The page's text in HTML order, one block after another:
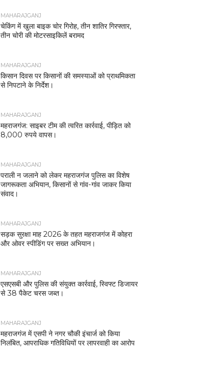
MAHARAJGANJ
चेकिंग में खुला बाइक चोर गिरोह, तीन शातिर गिरफ्तार,
तीन चोरी की मोटरसाइकिलें बरामद
MAHARAJGANJ
किसान दिवस पर किसानों की समस्याओं को प्राथमिकता
से निपटाने के निर्देश।
MAHARAJGANJ
महराजगंज: साइबर टीम की त्वरित कार्रवाई, पीड़ित को
8,000 रुपये वापस।
MAHARAJGANJ
पराली न जलाने को लेकर महराजगंज पुलिस का विशेष
जागरूकता अभियान, किसानों से गांव-गांव जाकर किया
संवाद।
MAHARAJGANJ
सड़क सुरक्षा माह 2026 के तहत महराजगंज में कोहरा
और ओवर स्पीडिंग पर सख्त अभियान।
MAHARAJGANJ
एसएसबी और पुलिस की संयुक्त कार्रवाई, स्विफ्ट डिजायर
से 38 पैकेट चरस जब्त।
MAHARAJGANJ
महराजगंज में एसपी ने नगर चौकी इंचार्ज को किया
निलंबित, आपराधिक गतिविधियों पर लापरवाही का आरोप